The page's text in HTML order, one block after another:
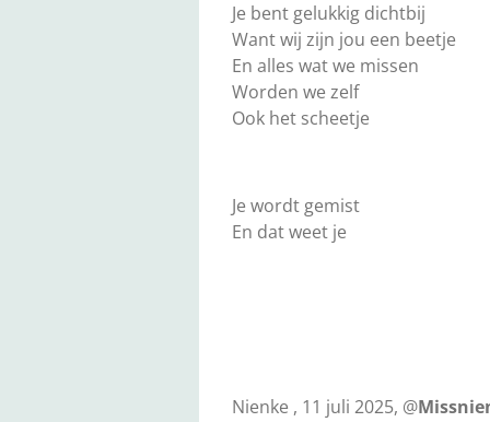
Je bent gelukkig dichtbij
Want wij zijn jou een beetje
En alles wat we missen
Worden we zelf
Ook het scheetje
Je wordt gemist
En dat weet je
Nienke , 11 juli 2025, @